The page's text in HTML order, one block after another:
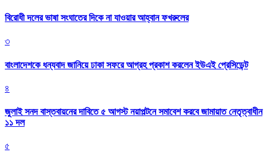
বিরোধী দলের ভাষা সংঘাতের দিকে না যাওয়ার আহ্বান ফখরুলের
৩
বাংলাদেশকে ধন্যবাদ জানিয়ে ঢাকা সফরে আগ্রহ প্রকাশ করলেন ইউএই প্রেসিডেন্ট
৪
জুলাই সনদ বাস্তবায়নের দাবিতে ৫ আগস্ট নয়াপল্টনে সমাবেশ করবে জামায়াত নেতৃত্বাধীন
১১ দল
৫